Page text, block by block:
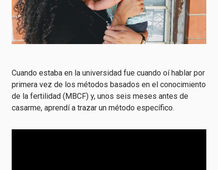
Cuando estaba en la universidad fue cuando oí hablar por
primera vez de los métodos basados en el conocimiento
de la fertilidad (MBCF) y, unos seis meses antes de
casarme, aprendí a trazar un método específico.